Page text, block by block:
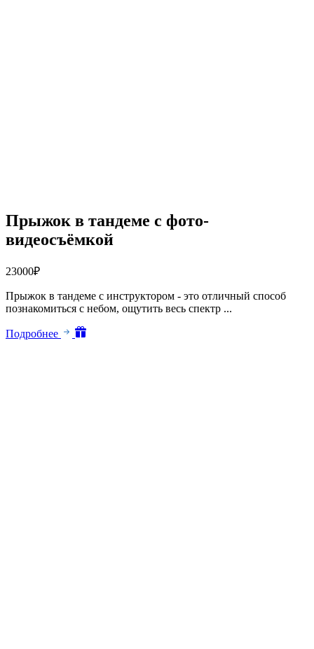
Прыжок в тандеме с фото-
видеосъёмкой
23000₽
Прыжок в тандеме с инструктором - это отличный способ
познакомиться с небом, ощутить весь спектр ...
Подробнее